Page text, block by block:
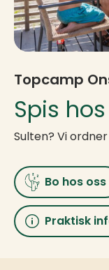
Topcamp
Spis
Sulten? Vi
Bo hos oss
Praktisk